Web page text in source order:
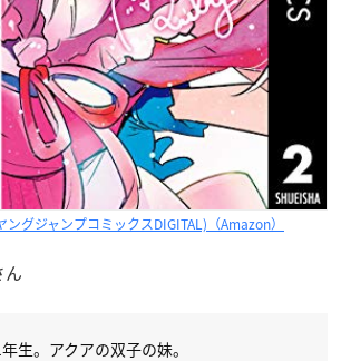
ングジャンプコミックスDIGITAL)（Amazon）
ん
生。アクアの双子の妹。